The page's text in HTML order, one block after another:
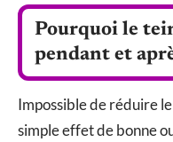
Pourquoi le
pendant et
Impossible de réduire le
simple effet de bonne